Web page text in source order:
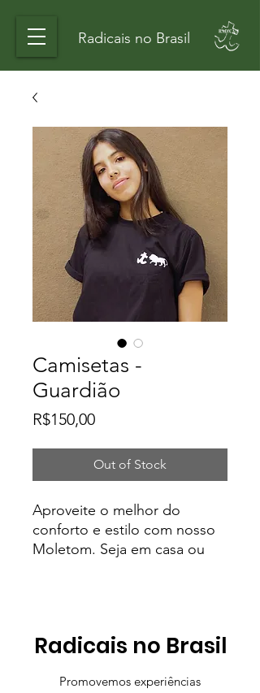
Radicais no Brasil
Camisetas -
Guardião
R$150,00Price
Out of Stock
Aproveite o melhor do
conforto e estilo com nosso
Moletom. Seja em casa ou
Radicais no Brasil
Promovemos experiências